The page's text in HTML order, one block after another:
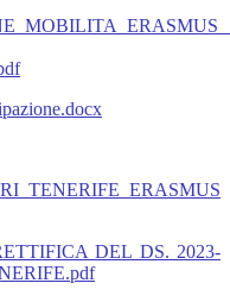
TENERIFE ERASMUS
DEL DS. 2023-